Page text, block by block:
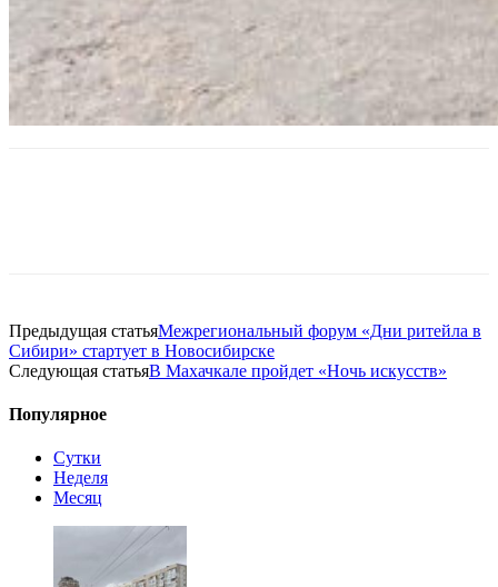
Предыдущая статьяМежрегиональный форум «Дни ритейла в
Сибири» стартует в Новосибирске
Следующая статьяВ Махачкале пройдет «Ночь искусств»
Популярное
Сутки
Неделя
Месяц